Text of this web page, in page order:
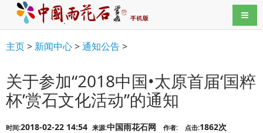
导航
主页> 新闻中心>通知公告>
关于参加“2018中国•太原首届‘国粹
杯’赏石文化活动”的通知
时间:2018-02-22 14:54 来源:中国雨花石网 作者: 点击:1862次